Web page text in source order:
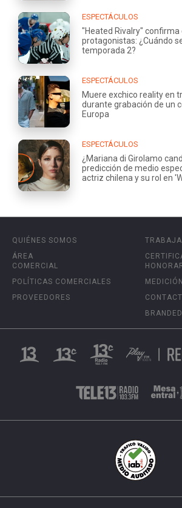
ESPECTÁCULOS
"Heated Rivalry" confirma
protagonistas: ¿Cuándo
temporada 2?
ESPECTÁCULOS
Muere exchico reality en
durante grabación de un
Europa
ESPECTÁCULOS
¿Mariana di Girolamo
predicción de medio
actriz chilena y su rol en
QUIÉNES SOMOS
ÁREA
COMERCIAL
POLÍTICAS COMERCIALES
PROVEEDORES